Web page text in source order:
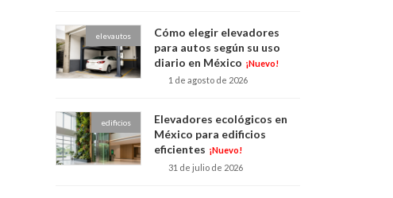
elevautos
Cómo elegir elevadores
para autos según su uso
diario en México ¡Nuevo!
1 de agosto de 2026
edificios
Elevadores ecológicos en
México para edificios
eficientes ¡Nuevo!
31 de julio de 2026